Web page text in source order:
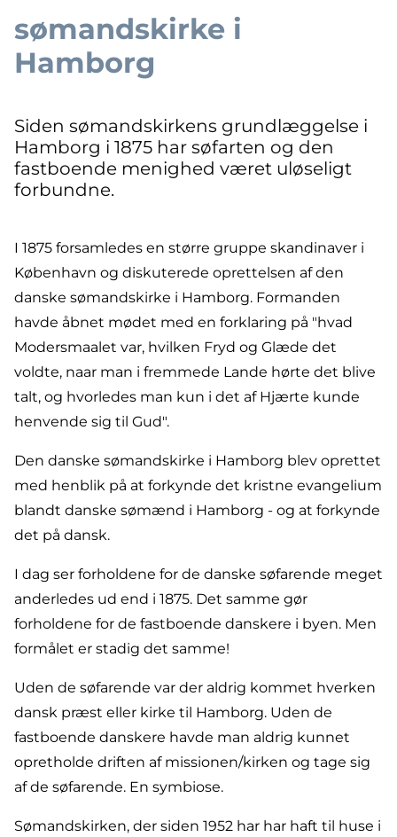
sømandskirke i
Hamborg
Siden sømandskirkens grundlæggelse i
Hamborg i 1875 har søfarten og den
fastboende menighed været uløseligt
forbundne.
I 1875 forsamledes en større gruppe skandinaver i
København og diskuterede oprettelsen af den
danske sømandskirke i Hamborg. Formanden
havde åbnet mødet med en forklaring på "hvad
Modersmaalet var, hvilken Fryd og Glæde det
voldte, naar man i fremmede Lande hørte det blive
talt, og hvorledes man kun i det af Hjærte kunde
henvende sig til Gud".
Den danske sømandskirke i Hamborg blev oprettet
med henblik på at forkynde det kristne evangelium
blandt danske sømænd i Hamborg - og at forkynde
det på dansk.
I dag ser forholdene for de danske søfarende meget
anderledes ud end i 1875. Det samme gør
forholdene for de fastboende danskere i byen. Men
formålet er stadig det samme!
Uden de søfarende var der aldrig kommet hverken
dansk præst eller kirke til Hamborg. Uden de
fastboende danskere havde man aldrig kunnet
opretholde driften af missionen/kirken og tage sig
af de søfarende. En symbiose.
Sømandskirken, der siden 1952 har har haft til huse i